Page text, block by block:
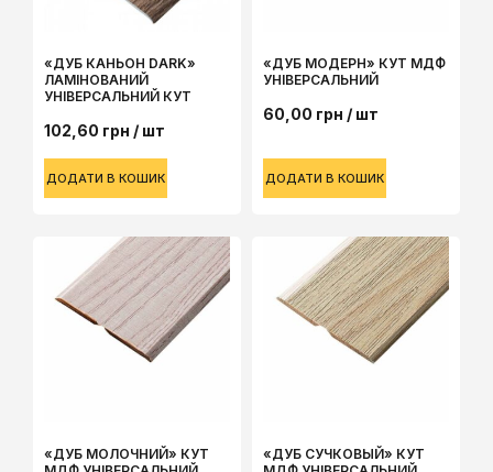
«ДУБ КАНЬОН DARK»
ЛАМІНОВАНИЙ
УНІВЕРСАЛЬНИЙ КУТ
102,60 грн / шт
ДОДАТИ В КОШИК
«ДУБ МОДЕРН» КУТ МДФ
УНІВЕРСАЛЬНИЙ
60,00 грн / шт
ДОДАТИ В КОШИК
«ДУБ МОЛОЧНИЙ» КУТ
«ДУБ СУЧКОВЫЙ» КУТ